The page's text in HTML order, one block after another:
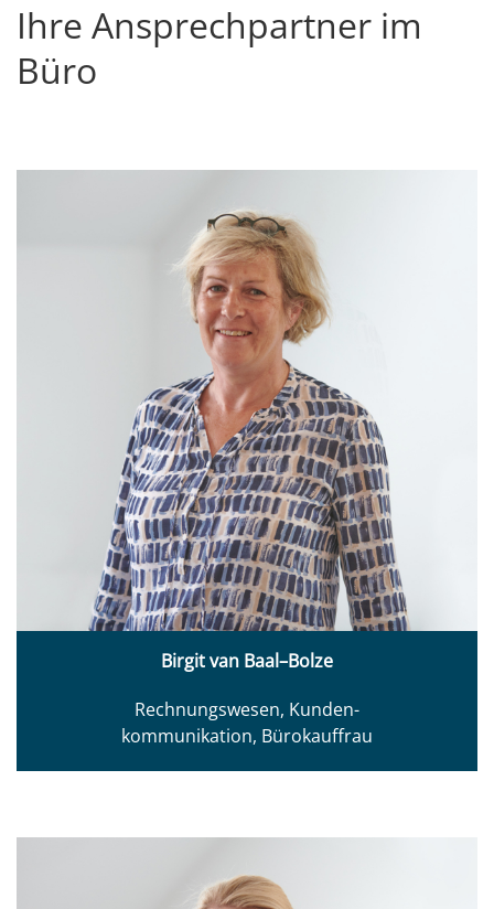
Ihre Ansprechpartner im
Büro
Birgit van Baal–Bolze
Rechnungswesen, Kunden-
kommunikation, Bürokauffrau